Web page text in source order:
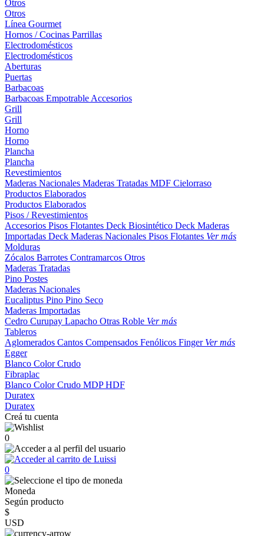
Otros
Otros
Línea Gourmet
Hornos / Cocinas Parrillas
Electrodomésticos
Electrodomésticos
Aberturas
Puertas
Barbacoas
Barbacoas Empotrable Accesorios
Grill
Grill
Horno
Horno
Plancha
Plancha
Revestimientos
Maderas Nacionales Maderas Tratadas MDF Cielorraso
Productos Elaborados
Productos Elaborados
Pisos / Revestimientos
Accesorios Pisos Flotantes Deck Biosintético Deck Maderas
Importadas Deck Maderas Nacionales Pisos Flotantes Ver más
Molduras
Zócalos Barrotes Contramarcos Otros
Maderas Tratadas
Pino Postes
Maderas Nacionales
Eucaliptus Pino Pino Seco
Maderas Importadas
Cedro Curupay Lapacho Otras Roble Ver más
Tableros
Aglomerados Cantos Compensados Fenólicos Finger Ver más
Egger
Blanco ColorCrudo
Fibraplac
Blanco ColorCrudo MDPHDF
Duratex
Duratex
Creá tu cuenta
0
0
Moneda
Según producto
$
USD